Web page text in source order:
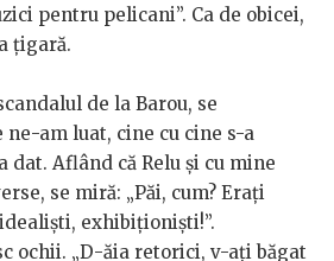
pentru pelicani”. Ca de obicei,
țigară.
de la Barou, se
ne-am luat, cine cu cine s-a
dat. Aflând că Relu și cu mine
se miră: „Păi, cum? Erați
exhibiționiști!”.
ochii. „D-ăia retorici, v-ați băgat